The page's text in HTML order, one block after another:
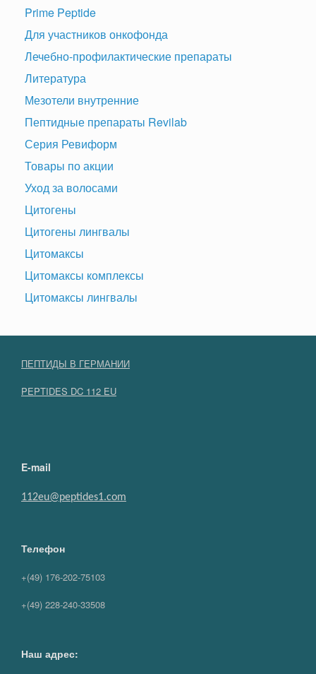
Prime Peptide
Для участников онкофонда
Лечебно-профилактические препараты
Литература
Мезотели внутренние
Пептидные препараты Revilab
Серия Ревиформ
Товары по акции
Уход за волосами
Цитогены
Цитогены лингвалы
Цитомаксы
Цитомаксы комплексы
Цитомаксы лингвалы
ПЕПТИДЫ В ГЕРМАНИИ
PEPTIDES DC 112 EU
E-mail
112eu@peptides1.com
Телефон
+(49) 176-202-75103
+(49) 228-240-33508
Наш адрес: